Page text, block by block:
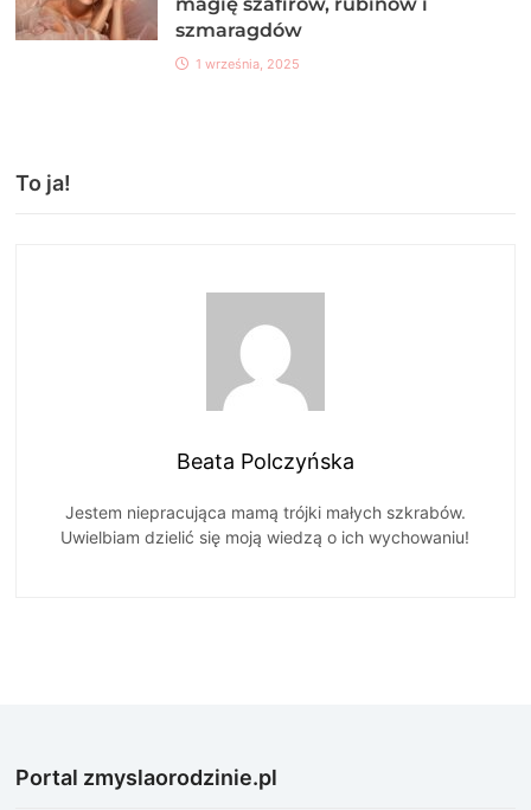
magię szafirów, rubinów i
szmaragdów
1 września, 2025
To ja!
Beata Polczyńska
Jestem niepracująca mamą trójki małych szkrabów.
Uwielbiam dzielić się moją wiedzą o ich wychowaniu!
Portal zmyslaorodzinie.pl